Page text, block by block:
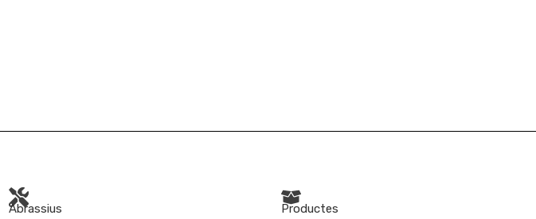
Abrassius
Productes